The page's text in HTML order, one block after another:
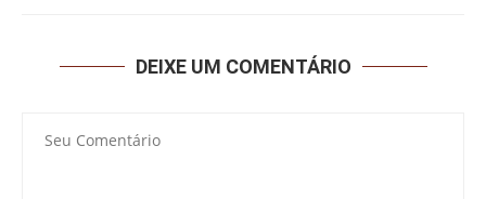
DEIXE UM COMENTÁRIO